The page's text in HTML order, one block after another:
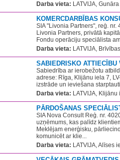
Darba vieta: LATVIJA,
KOMERCDARBĪBAS
SIA "Livonia Partners", reģ.
Livonia Partners, privātā
Fondu operāciju speciālista
Darba vieta: LATVIJA,
SABIEDRISKO ATTIECĪBU
Sabiedrība ar ierobežotu
adrese: Rīga, Klijānu iela 7,
izstrāde un ieviešana
Darba vieta: LATVIJA,
PĀRDOŠANAS
SIA Nova Consult Reģ. nr.
uzņēmums, kas palīdz
Meklējam enerģisku,
komunicēt ar klie...
Darba vieta: LATVIJA, Alīses